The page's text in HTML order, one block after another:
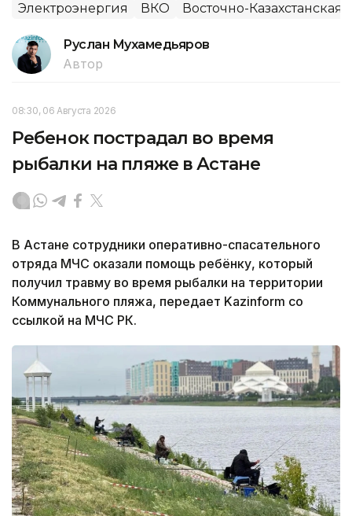
Электроэнергия ВКО Восточно-Казахстанская
Руслан Мухамедьяров
Автор
08:30, 06 Августа 2026
Ребенок пострадал во время
рыбалки на пляже в Астане
В Астане сотрудники оперативно-спасательного
отряда МЧС оказали помощь ребёнку, который
получил травму во время рыбалки на территории
Коммунального пляжа, передает Kazinform со
ссылкой на МЧС РК.